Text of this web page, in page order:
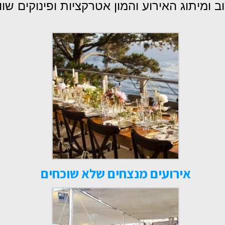
ומיתוג האירוע והמון אטרקציות ופינוקים
אירועים מנצחים שלא שוכחים